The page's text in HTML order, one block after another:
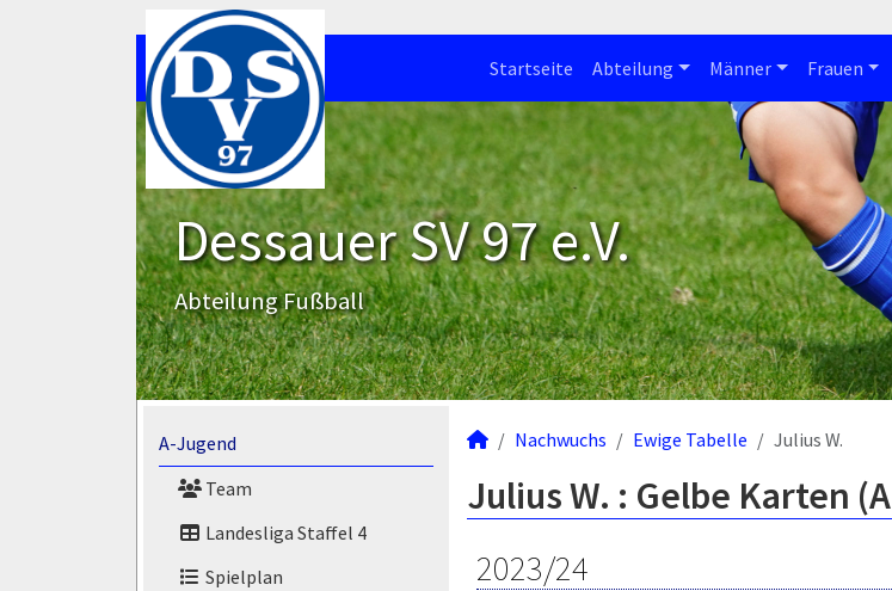
Startseite Abteilung Männer Frauen
Dessauer SV 97 e.V.
Abteilung Fußball
A-Jugend
Team
Landesliga Staffel 4
Spielplan
Nachwuchs Ewige Tabelle Julius W.
Julius W. : Gelbe Karten
2023/24